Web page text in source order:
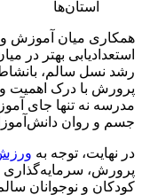
استان‌ها
همکاری میان آموزش و
استعدادیابی بهتر در
رشد نسل سالم،
پرورش با درک اهمیت
مدرسه نه تنها جای
جسم و روان
در نهایت، توجه به
پرورش، سرمایه‌گذاری
کودکان و نوجوانان